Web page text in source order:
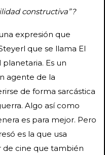
constructiva”?
expresión que
que se llama El
Es un
agente de la
de forma sarcástica
Algo así como
es para mejor. Pero
es la que usa
de cine que también